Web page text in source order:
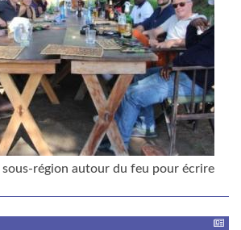
sous-région autour du feu pour écrire